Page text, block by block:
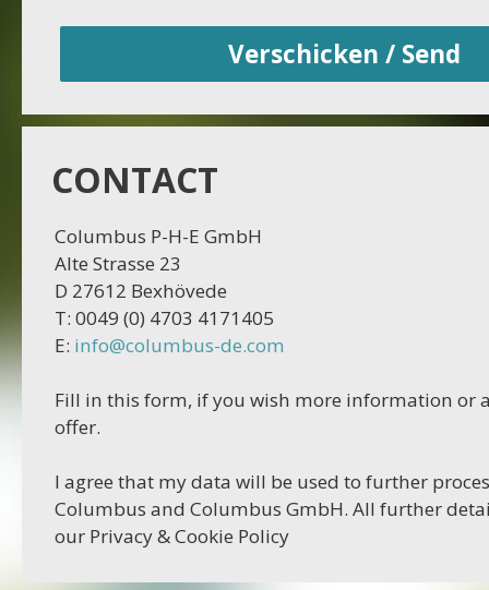
CONTACT
Columbus P-H-E GmbH
Alte Strasse 23
D 27612 Bexhövede
T: 0049 (0) 4703 4171405
E: info@columbus-de.com
Fill in this form, if you wish more information or
offer.
I agree that my data will be used to further
Columbus and Columbus GmbH. All further
our Privacy & Cookie Policy